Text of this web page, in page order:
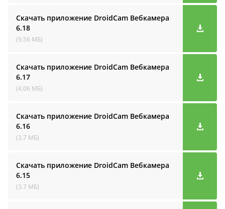
Скачать приложение DroidCam Вебкамера
6.18
(9.56 МБ)
Скачать приложение DroidCam Вебкамера
6.17
(4.06 МБ)
Скачать приложение DroidCam Вебкамера
6.16
(3.7 МБ)
Скачать приложение DroidCam Вебкамера
6.15
(3.7 МБ)